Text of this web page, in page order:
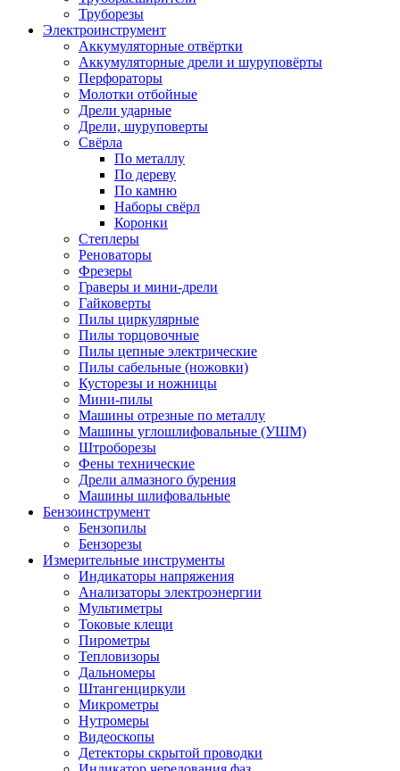
Труборезы
Электроинструмент
Аккумуляторные отвёртки
Аккумуляторные дрели и шуруповёрты
Перфораторы
Молотки отбойные
Дрели ударные
Дрели, шуруповерты
Свёрла
По металлу
По дереву
По камню
Наборы свёрл
Коронки
Степлеры
Реноваторы
Фрезеры
Граверы и мини-дрели
Гайковерты
Пилы циркулярные
Пилы торцовочные
Пилы цепные электрические
Пилы сабельные (ножовки)
Кусторезы и ножницы
Мини-пилы
Машины отрезные по металлу
Машины углошлифовальные (УШМ)
Штроборезы
Фены технические
Дрели алмазного бурения
Машины шлифовальные
Бензоинструмент
Бензопилы
Бензорезы
Измерительные инструменты
Индикаторы напряжения
Анализаторы электроэнергии
Мультиметры
Токовые клещи
Пирометры
Тепловизоры
Дальномеры
Штангенциркули
Микрометры
Нутромеры
Видеоскопы
Детекторы скрытой проводки